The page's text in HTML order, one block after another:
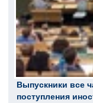
Выпускники все
поступления